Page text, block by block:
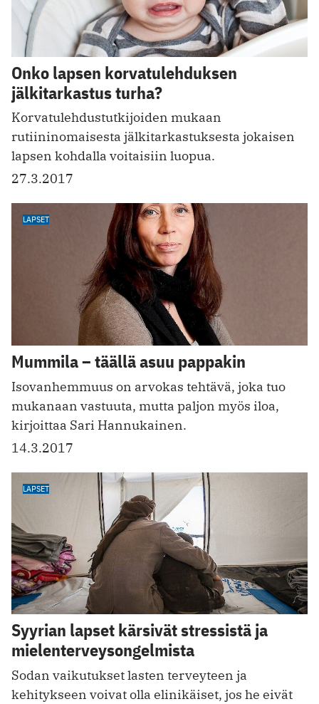
Onko lapsen korvatulehduksen
jälkitarkastus turha?
Korvatulehdustutkijoiden mukaan
rutiininomaisesta jälkitarkastuksesta jokaisen
lapsen kohdalla voitaisiin luopua.
27.3.2017
LAPSET
Mummila – täällä asuu pappakin
Isovanhemmuus on arvokas tehtävä, joka tuo
mukanaan vastuuta, mutta paljon myös iloa,
kirjoittaa Sari Hannukainen.
14.3.2017
LAPSET
Syyrian lapset kärsivät stressistä ja
mielenterveysongelmista
Sodan vaikutukset lasten terveyteen ja
kehitykseen voivat olla elinikäiset, jos he eivät